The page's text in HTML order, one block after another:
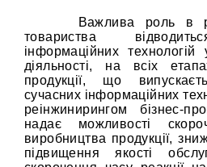
Важлива роль в
товариства
інформаційних
діяльності, на всіх
продукції, що
сучасних інформаційних
реінжинирингом бізнес-
надає можливості
виробництва продукції,
підвищення якості